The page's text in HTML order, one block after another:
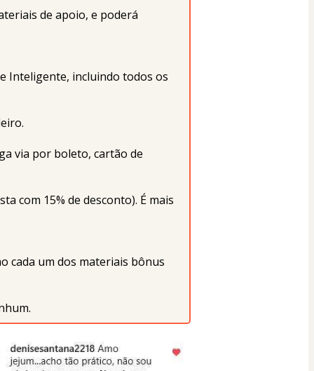
de apoio, e poderá
Inteligente, incluindo todos os
via por boleto, cartão de
com 15% de desconto). É mais
cada um dos materiais bônus